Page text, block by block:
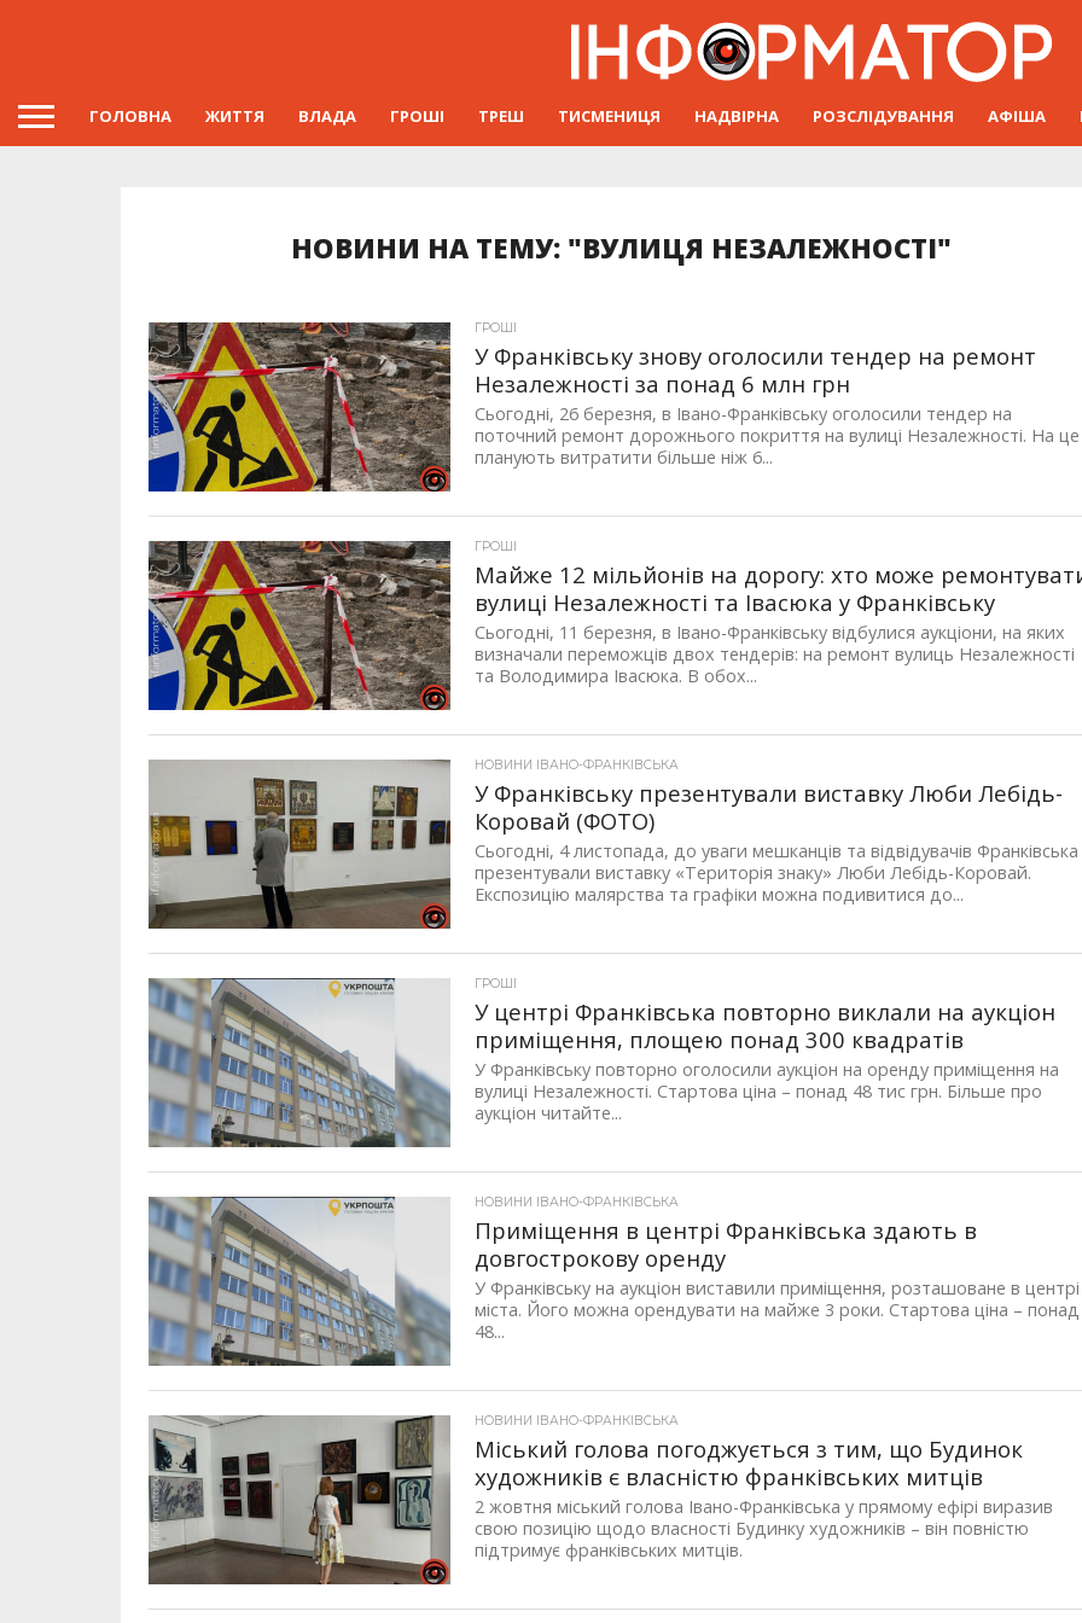
ГОЛОВНА ЖИТТЯ ВЛАДА ГРОШІ ТРЕШ ТИСМЕНИЦЯ НАДВІРНА РОЗСЛІДУВАННЯ АФІША
НОВИНИ НА ТЕМУ: "ВУЛИЦЯ НЕЗАЛЕЖНОСТІ"
ГРОШІ
У Франківську знову оголосили тендер на ремонт
Незалежності за понад 6 млн грн
Сьогодні, 26 березня, в Івано-Франківську оголосили тендер на
поточний ремонт дорожнього покриття на вулиці Незалежності. На це
планують витратити більше ніж 6...
ГРОШІ
Майже 12 мільйонів на дорогу: хто може
вулиці Незалежності та Івасюка у Франківську
Сьогодні, 11 березня, в Івано-Франківську відбулися аукціони, на яких
визначали переможців двох тендерів: на ремонт вулиць Незалежності
та Володимира Івасюка. В обох...
НОВИНИ ІВАНО-ФРАНКІВСЬКА
У Франківську презентували виставку Люби Лебідь-
Коровай (ФОТО)
Сьогодні, 4 листопада, до уваги мешканців та відвідувачів Франківська
презентували виставку «Територія знаку» Люби Лебідь-Коровай.
Експозицію малярства та графіки можна подивитися до...
ГРОШІ
У центрі Франківська повторно виклали на аукціон
приміщення, площею понад 300 квадратів
У Франківську повторно оголосили аукціон на оренду приміщення на
вулиці Незалежності. Стартова ціна – понад 48 тис грн. Більше про
аукціон читайте...
НОВИНИ ІВАНО-ФРАНКІВСЬКА
Приміщення в центрі Франківська здають в
довгострокову оренду
У Франківську на аукціон виставили приміщення, розташоване в центрі
міста. Його можна орендувати на майже 3 роки. Стартова ціна – понад
48...
НОВИНИ ІВАНО-ФРАНКІВСЬКА
Міський голова погоджується з тим, що Будинок
художників є власністю франківських митців
2 жовтня міський голова Івано-Франківська у прямому ефірі виразив
свою позицію щодо власності Будинку художників – він повністю
підтримує франківських митців.